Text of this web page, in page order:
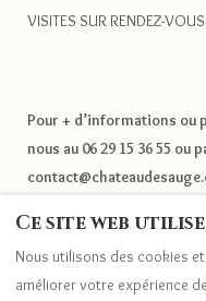
VISITES SUR RENDEZ-VOUS
Pour + d’informations ou
nous au 06 29 15 36 55 ou
Ce site web
Nous utilisons des cookies
améliorer votre expérience